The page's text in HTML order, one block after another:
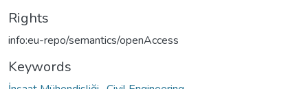
Rights
info:eu-repo/semantics/openAccess
Keywords